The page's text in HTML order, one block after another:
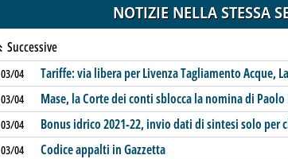
NOTIZIE NELLA STESSA
Successive
03/04 Tariffe: via libera per Livenza Tagliamento Acque,
03/04 Mase, la Corte dei conti sblocca la nomina di
03/04 Bonus idrico 2021-22, invio dati di sintesi solo per
03/04 Codice appalti in Gazzetta